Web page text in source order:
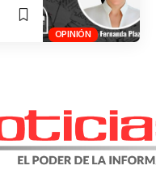
OPINIÓN